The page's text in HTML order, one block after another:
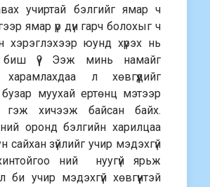
учиртай бэлгийг ямар ч
ямар үр дүн гарч болохыг ч
хэрэглэхээр юунд хүрэх нь
биш үү? Ээж минь намайг
харамлахдаа л хөвгүүдийг
муухай ертөнц мэтээр
гэж хичээж байсан байх.
оронд бэлгийн харилцаа
сайхан зүйлийг учир мэдэхгүй
ний нуугүй ярьж
би учир мэдэхгүй хөвгүүнтэй